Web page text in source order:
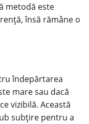
metodă este
însă rămâne o
îndepărtarea
mare sau dacă
vizibilă. Această
subțire pentru a